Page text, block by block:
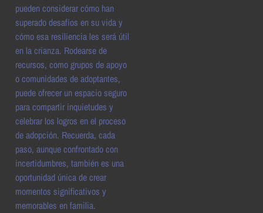
pueden considerar cómo han
superado desafíos en su vida y
cómo esa resiliencia les será útil
en la crianza. Rodearse de
recursos, como grupos de apoyo
o comunidades de adoptantes,
puede ofrecer un espacio seguro
para compartir inquietudes y
celebrar los logros en el proceso
de adopción. Recuerda, cada
paso, aunque confrontado con
incertidumbres, también es una
oportunidad única de crear
momentos significativos y
memorables en familia.